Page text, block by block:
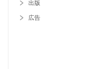
出版
広告